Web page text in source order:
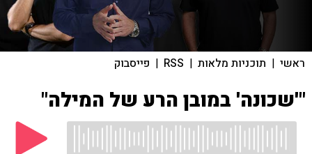
ראשי | תוכניות מלאות |
RSS
| פייסבוק
"'שכונה' במובן הרע של המילה"